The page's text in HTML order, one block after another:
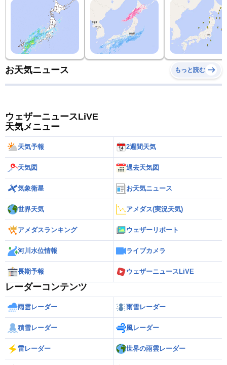
お天気ニュース もっと読む
ウェザーニュースLiVE
天気メニュー
天気予報 2週間天気
天気図 過去天気図
気象衛星 お天気ニュース
世界天気 アメダス(実況天気)
アメダスランキング ウェザーリポート
河川水位情報 ライブカメラ
長期予報 ウェザーニュースLiVE
レーダーコンテンツ
雨雲レーダー 雨雪レーダー
積雪レーダー 風レーダー
雷レーダー 世界の雨雲レーダー